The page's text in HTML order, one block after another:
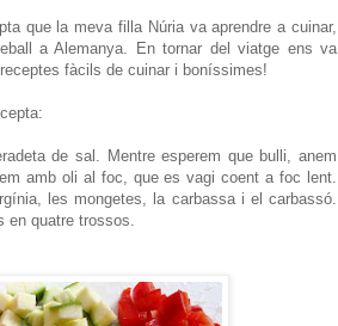
que la meva filla Núria va aprendre a cuinar,
a Alemanya. En tornar del viatge ens va
fàcils de cuinar i boníssimes!
de sal. Mentre esperem que bulli, anem
amb oli al foc, que es vagi coent a foc lent.
les mongetes, la carbassa i el carbassó.
en quatre trossos.